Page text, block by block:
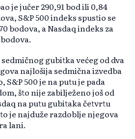
je jučer 290,91 bod ili 0,84
S&P 500 indeks spustio se
bodova, a Nasdaq indeks za
bodova.
gubitka većeg od dva
najlošija sedmična izvedba
S&P 500 je na putu je pada
što nije zabilježeno još od
na putu gubitaka četvrtu
je najduže razdoblje njegova
lani.